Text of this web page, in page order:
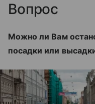
Вопрос
Можно ли Вам
посадки или